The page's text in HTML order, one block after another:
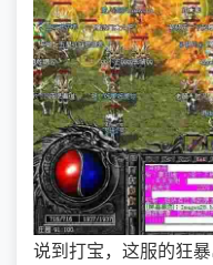
说到打宝，这服的狂